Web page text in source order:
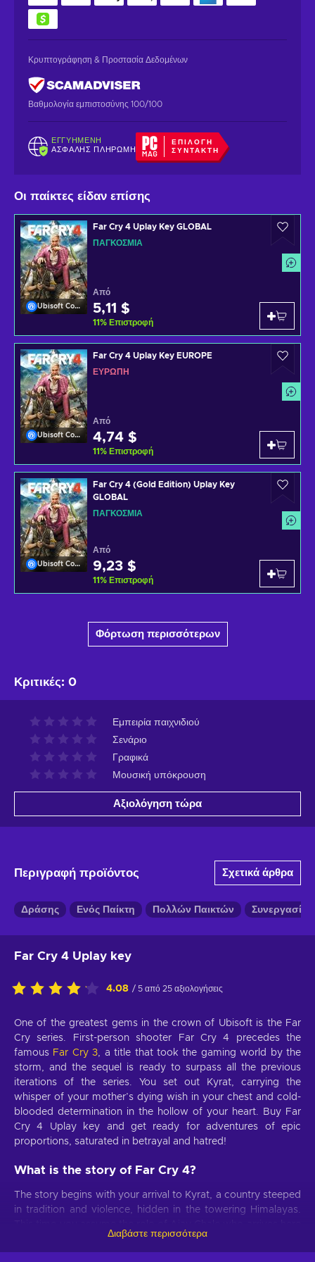
Κρυπτογράφηση & Προστασία Δεδομένων
Βαθμολογία εμπιστοσύνης 100/100
ΕΓΓΥΗΜΈΝΗ
ΑΣΦΑΛΉΣ ΠΛΗΡΩΜΉ
ΕΠΙΛΟΓΉ
ΣΥΝΤΆΚΤΗ
Οι παίκτες είδαν επίσης
Ubisoft Connect
Far Cry 4 Uplay Key GLOBAL
ΠΑΓΚΌΣΜΙΑ
Από
5,11 $
11% Επιστροφή
Ubisoft Connect
Far Cry 4 Uplay Key EUROPE
ΕΥΡΏΠΗ
Από
4,74 $
11% Επιστροφή
Ubisoft Connect
Far Cry 4 (Gold Edition) Uplay Key
GLOBAL
ΠΑΓΚΌΣΜΙΑ
Από
9,23 $
11% Επιστροφή
Φόρτωση περισσότερων
Κριτικές: 0
Εμπειρία παιχνιδιού
Σενάριο
Γραφικά
Μουσική υπόκρουση
Αξιολόγηση τώρα
Περιγραφή προϊόντος Σχετικά άρθρα
Δράσης Ενός Παίκτη Πολλών Παικτών Συνεργασίας
Far Cry 4 Uplay key
4.08 / 5 από 25 αξιολογήσεις
One of the greatest gems in the crown of Ubisoft is the Far
Cry series. First-person shooter Far Cry 4 precedes the
famous Far Cry 3 , a title that took the gaming world by the
storm, and the sequel is ready to surpass all the previous
iterations of the series. You set out Kyrat, carrying the
whisper of your mother’s dying wish in your chest and cold-
blooded determination in the hollow of your heart. Buy Far
Cry 4 Uplay key and get ready for adventures of epic
proportions, saturated in betrayal and hatred!
What is the story of Far Cry 4?
The story begins with your arrival to Kyrat, a country steeped
in tradition and violence, hidden in the towering Himalayas.
with one goal in mind - to fulfill your mother’s dying wish.
However, the action gains momentum and before you know
Διαβάστε περισσότερα